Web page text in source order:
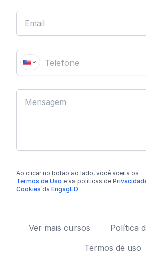
Ao clicar no botão ao lado, você aceita os
Termos de Uso e as políticas de
Cookies da EngagED.
Ver mais cursos
Política
Termos de uso